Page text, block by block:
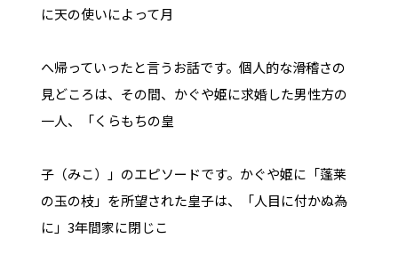
に天の使いによって月
へ帰っていったと言うお話です。個人的な滑稽さの
見どころは、その間、かぐや姫に求婚した男性方の
一人、「くらもちの皇
子（みこ）」のエピソードです。かぐや姫に「蓬莱
の玉の枝」を所望された皇子は、「人目に付かぬ為
に」3年間家に閉じこ